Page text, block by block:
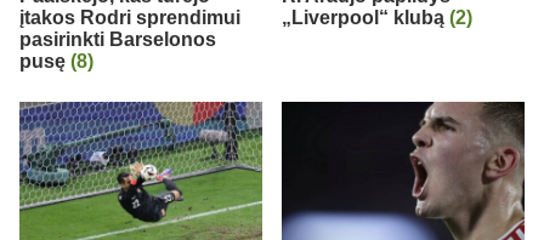
įtakos Rodri sprendimui
pasirinkti Barselonos
pusę (8)
„Liverpool“ klubą (2)